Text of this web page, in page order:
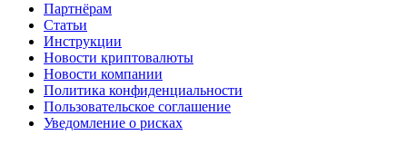
Партнёрам
Статьи
Инструкции
Новости криптовалюты
Новости компании
Политика конфиденциальности
Пользовательское соглашение
Уведомление о рисках